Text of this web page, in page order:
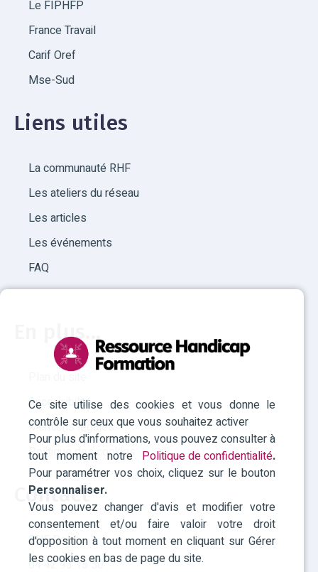
Ce site utilise des cookies et vous donne le
contrôle sur ceux que vous souhaitez activer
Pour plus d'informations, vous pouvez consulter à
tout moment notre Politique de confidentialité.
Pour paramétrer vos choix, cliquez sur le bouton
Personnaliser.
Vous pouvez changer d'avis et modifier votre
consentement et/ou faire valoir votre droit
d'opposition à tout moment en cliquant sur Gérer
les cookies en bas de page du site.
Le FIPHFP
France Travail
Carif Oref
Mse-Sud
Liens utiles
La communauté RHF
Les ateliers du réseau
Les articles
Les événements
FAQ
En plus...
Plan du site
Accessibilité
Mentions légales
Politique des cookies
Contact
RHF Paca
04 42 93 15 50